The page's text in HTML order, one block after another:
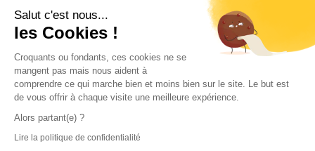
Salut c'est nous...
les Cookies !
Plateforme de Gestion du
Croquants ou fondants, ces cookies ne se
mangent pas mais nous aident à
comprendre ce qui marche bien et moins bien sur le site. Le but est
de vous offrir à chaque visite une meilleure expérience.
Alors partant(e) ?
Lire la politique de confidentialitéAxeptio consent
Voir la fiche magasin
Définir comme magasin préféré
7
km
Tourcoing - Roncq - Fermé
Promenade de Flandre
59960 Neuville en Ferrain
Fermé aujourd'hui